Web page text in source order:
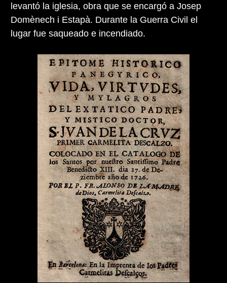
levantó la iglesia, obra que se encargó a Josep
Domènech i Estapà. Durante la Guerra Civil el
lugar fue saqueado e incendiado.